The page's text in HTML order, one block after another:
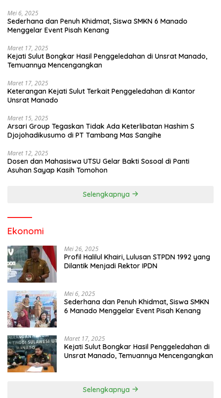
Mei 6, 2025
Sederhana dan Penuh Khidmat, Siswa SMKN 6 Manado
Menggelar Event Pisah Kenang
Maret 17, 2025
Kejati Sulut Bongkar Hasil Penggeledahan di Unsrat Manado,
Temuannya Mencengangkan
Maret 17, 2025
Keterangan Kejati Sulut Terkait Penggeledahan di Kantor
Unsrat Manado
Maret 15, 2025
Arsari Group Tegaskan Tidak Ada Keterlibatan Hashim S
Djojohadikusumo di PT Tambang Mas Sangihe
Maret 12, 2025
Dosen dan Mahasiswa UTSU Gelar Bakti Sosoal di Panti
Asuhan Sayap Kasih Tomohon
Selengkapnya
Ekonomi
Mei 26, 2025
Profil Halilul Khairi, Lulusan STPDN 1992 yang
Dilantik Menjadi Rektor IPDN
Mei 6, 2025
Sederhana dan Penuh Khidmat, Siswa SMKN
6 Manado Menggelar Event Pisah Kenang
Maret 17, 2025
Kejati Sulut Bongkar Hasil Penggeledahan di
Unsrat Manado, Temuannya Mencengangkan
Selengkapnya